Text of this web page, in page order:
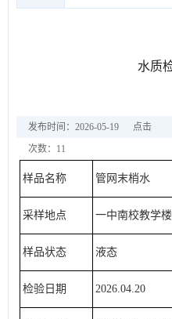
水质
发布时间：2026-05-19
点击
次数： 11
样品名称 管网末梢水
采样地点 一中南校教学楼
样品状态 液态
检验日期 2026.04.20